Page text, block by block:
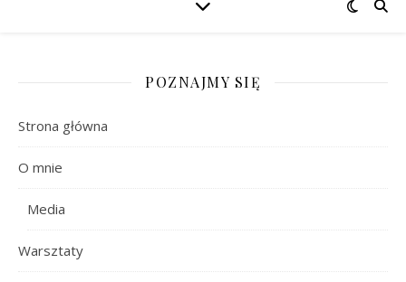
POZNAJMY SIĘ
Strona główna
O mnie
Media
Warsztaty